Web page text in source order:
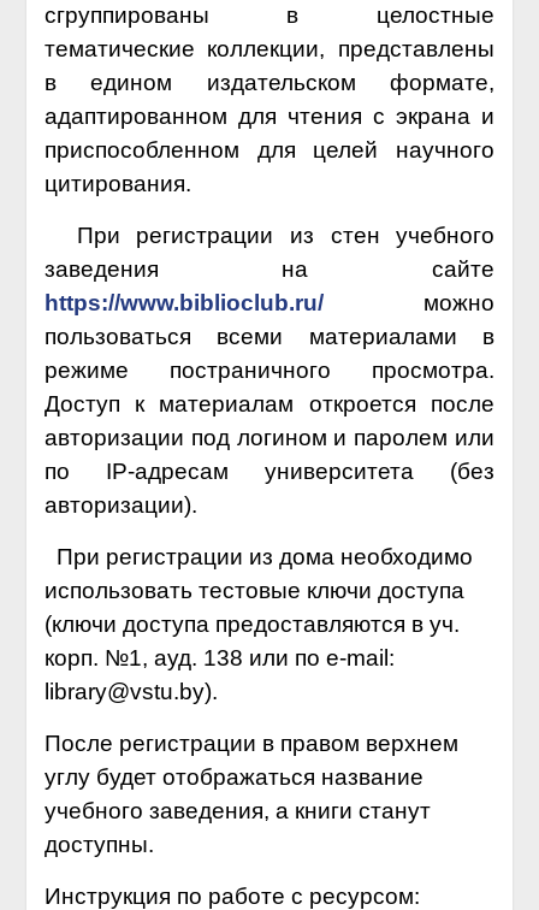
сгруппированы в целостные
тематические коллекции, представлены
в едином издательском формате,
адаптированном для чтения с экрана и
приспособленном для целей научного
цитирования.
При регистрации из стен учебного
заведения на сайте
https://www.biblioclub.ru/можно
пользоваться всеми материалами в
режиме постраничного просмотра.
Доступ к материалам откроется после
авторизации под логином и паролем или
по IP-адресам университета (без
авторизации).
При регистрации из дома необходимо
использовать тестовые ключи доступа
(ключи доступа предоставляются в уч.
корп. №1, ауд. 138 или по e-mail:
library@vstu.by).
После регистрации в правом верхнем
углу будет отображаться название
учебного заведения, а книги станут
доступны.
Инструкция по работе с ресурсом: